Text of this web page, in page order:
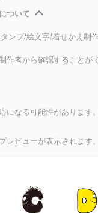
ついて
ンプ/絵文字/着せかえ制
作者から確認すること
になる可能性があります
レビューが表示されます。